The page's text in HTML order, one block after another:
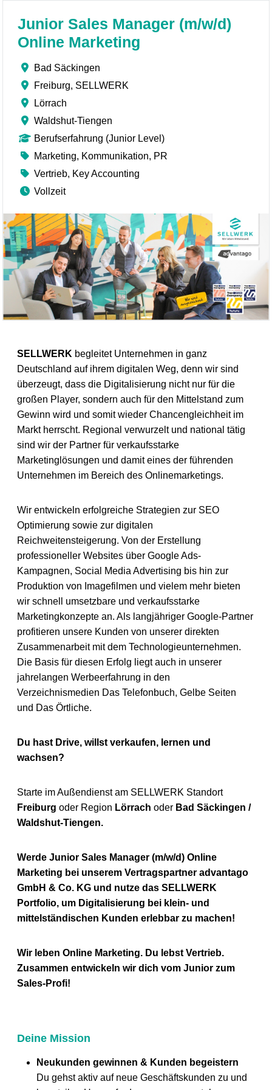
Junior Sales Manager (m/w/d)
Online Marketing
Bad Säckingen
Freiburg, SELLWERK
Lörrach
Waldshut-Tiengen
Berufserfahrung (Junior Level)
Marketing, Kommunikation, PR
Vertrieb, Key Accounting
Vollzeit
SELLWERK begleitet Unternehmen in ganz
Deutschland auf ihrem digitalen Weg, denn wir sind
überzeugt, dass die Digitalisierung nicht nur für die
großen Player, sondern auch für den Mittelstand zum
Gewinn wird und somit wieder Chancengleichheit im
Markt herrscht. Regional verwurzelt und national tätig
sind wir der Partner für verkaufsstarke
Marketinglösungen und damit eines der führenden
Unternehmen im Bereich des Onlinemarketings.
Wir entwickeln erfolgreiche Strategien zur SEO
Optimierung sowie zur digitalen
Reichweitensteigerung. Von der Erstellung
professioneller Websites über Google Ads-
Kampagnen, Social Media Advertising bis hin zur
Produktion von Imagefilmen und vielem mehr bieten
wir schnell umsetzbare und verkaufsstarke
Marketingkonzepte an. Als langjähriger Google-Partner
profitieren unsere Kunden von unserer direkten
Zusammenarbeit mit dem Technologieunternehmen.
Die Basis für diesen Erfolg liegt auch in unserer
jahrelangen Werbeerfahrung in den
Verzeichnismedien Das Telefonbuch, Gelbe Seiten
und Das Örtliche.
Du hast Drive, willst verkaufen, lernen und
wachsen?
Starte im Außendienst am SELLWERK Standort
Freiburgoder Region Lörrachoder Bad Säckingen /
Waldshut‑Tiengen.
Werde Junior Sales Manager (m/w/d) Online
Marketing bei unserem Vertragspartner advantago
GmbH & Co. KG und nutze das SELLWERK
Portfolio, um Digitalisierung bei klein- und
mittelständischen Kunden erlebbar zu machen!
Wir leben Online Marketing. Du lebst Vertrieb.
Zusammen entwickeln wir dich vom Junior zum
Sales-Profi!
Deine Mission
Neukunden gewinnen & Kunden begeistern
Du gehst aktiv auf neue Geschäftskunden zu und